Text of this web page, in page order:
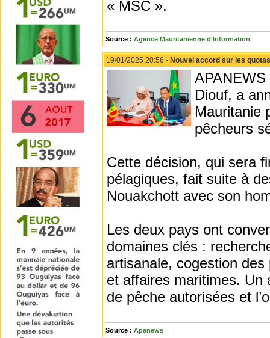
« MSC ».
Source : Agence Mauritanienne d'Information
19/01/2025 20:56 - Nouvel accord sur les
Diouf, a
Mauritanie
pêcheurs
Cette décision, qui sera
pélagiques, fait suite à
Nouakchott avec son
Les deux pays ont
domaines clés :
artisanale, cogestion
et affaires maritimes. Un
de pêche autorisées et
Source : Apanews